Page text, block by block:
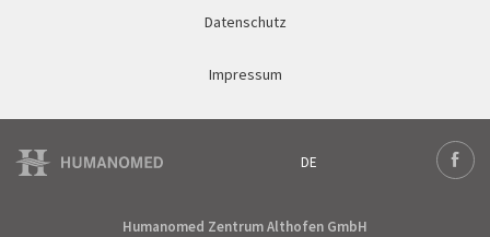
Datenschutz
Impressum
DE
Deutsch
Humanomed Zentrum Althofen GmbH